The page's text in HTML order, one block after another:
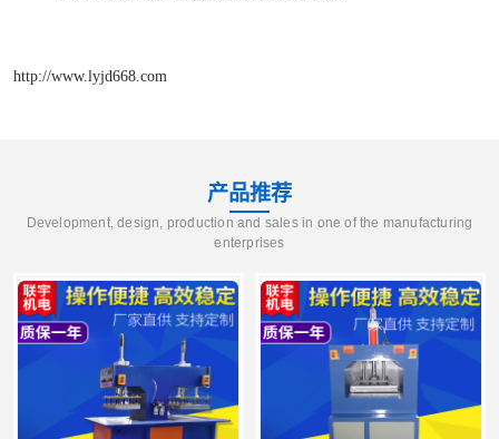
http://www.lyjd668.com
产品推荐
Development, design, production and sales in one of the manufacturing
enterprises